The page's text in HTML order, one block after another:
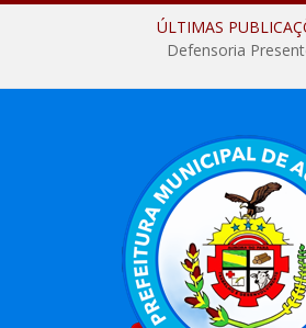
ÚLTIMAS
Defensoria